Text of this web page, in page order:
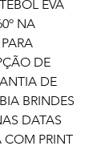
EVA
NA
DE
DE
BRINDES
DATAS
COM PRINT